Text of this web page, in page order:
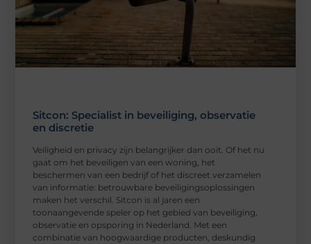
Sitcon: Specialist in beveiliging, observatie
en discretie
Veiligheid en privacy zijn belangrijker dan ooit. Of het nu
gaat om het beveiligen van een woning, het
beschermen van een bedrijf of het discreet verzamelen
van informatie: betrouwbare beveiligingsoplossingen
maken het verschil. Sitcon is al jaren een
toonaangevende speler op het gebied van beveiliging,
observatie en opsporing in Nederland. Met een
combinatie van hoogwaardige producten, deskundig